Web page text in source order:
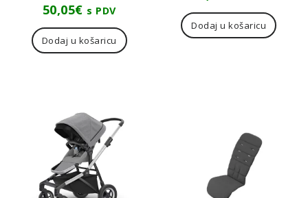
50,05€ s PDV
Dodaj u košaricu
Dodaj u košaricu